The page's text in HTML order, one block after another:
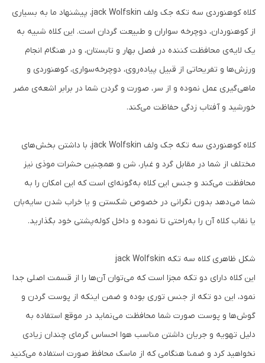
کلاه کوهنوردی سه تکه جک ولف jack Wolfskin، پیشنهاد ما به‌ بسیاری
از کوهنوردان، دوچرخه سواران و طبیعت گردان است. این کلاه شبیه به
یک لایه‌ی محافظت کننده در فصل بهار و تابستان، و در هنگام انجام
ورزش‌ها و تفریحاتی از قبیل پیاده‌روی، دوچرخه‌سواری، کوهنوردی و
ماهی‌گیری عمل نموده و از سر، صورت و گردن شما در برابر اشعه‌‌ی مضر
خورشید و آفتاب زدگی حفاظت می‌کند.
کلاه کوهنوردی سه تکه جک ولف jack Wolfskin، با داشتن بخش‌های
مختلف از شما در مقابل گرد و غبار، شن و همچنین حشرات موذی نیز
محافظت می‌کند و جنس این کلاه به‌گونه‌ای است که این امکان را به
شما می‌دهد بدون نگرانی در خصوص شکستن و یا خراب شدن سایه‌بان
یا نقاب کلاه آن‌ را به‌راحتی تا نموده و داخل کوله‌پشتی خود بگذارید.
شکل ظاهری کلاه سه تکه jack Wolfskin
این کلاه دارای دو تکه مجزا است که می‌توان آن‌ها را از قسمت اصلی جدا
نمود، این دو تکه از جنس توری بوده و ضمن اینکه از پوست گردن و
گوش‌ها و پوست صورت شما محافظت می‌نماید در موقع استفاده به
دلیل تهویه و جریان داشتن مناسب هوا احساس گرمای چندان زیادی
نخواهید کرد و ضمنا هنگامی که از ماسک محافظ صورت استفاده می‌کنید